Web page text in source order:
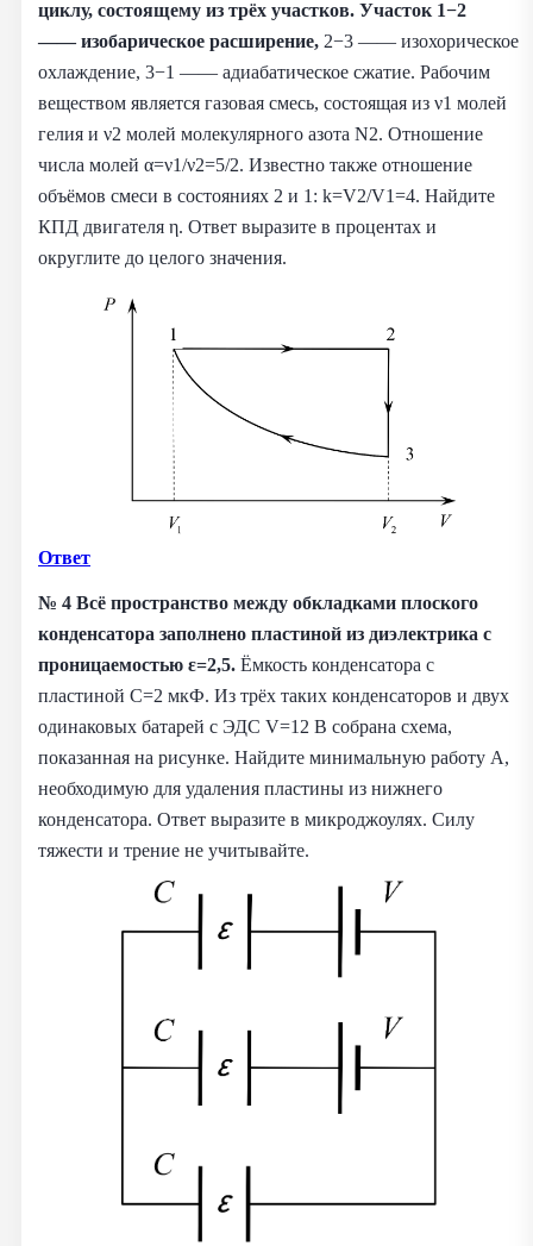
циклу, состоящему из трёх участков. Участок 1−2
—— изобарическое расширение, 2−3 —— изохорическое
охлаждение, 3−1 —— адиабатическое сжатие. Рабочим
веществом является газовая смесь, состоящая из ν1 молей
гелия и ν2 молей молекулярного азота N2. Отношение
числа молей α=ν1/ν2=5/2. Известно также отношение
объёмов смеси в состояниях 2 и 1: k=V2/V1=4. Найдите
КПД двигателя η. Ответ выразите в процентах и
округлите до целого значения.
Ответ
№ 4 Всё пространство между обкладками плоского
конденсатора заполнено пластиной из диэлектрика с
проницаемостью ε=2,5. Ёмкость конденсатора с
пластиной C=2 мкФ. Из трёх таких конденсаторов и двух
одинаковых батарей с ЭДС V=12 В собрана схема,
показанная на рисунке. Найдите минимальную работу A,
необходимую для удаления пластины из нижнего
конденсатора. Ответ выразите в микроджоулях. Силу
тяжести и трение не учитывайте.